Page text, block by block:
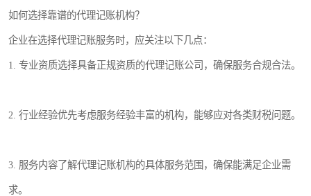
如何选择靠谱的代理记账机构？
企业在选择代理记账服务时，应关注以下几点：
1. 专业资质选择具备正规资质的代理记账公司，确保服务合规合法。
2. 行业经验优先考虑服务经验丰富的机构，能够应对各类财税问题。
3. 服务内容了解代理记账机构的具体服务范围，确保能满足企业需
求。